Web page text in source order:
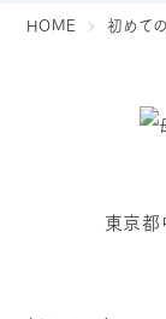
HOME 初めて
東京